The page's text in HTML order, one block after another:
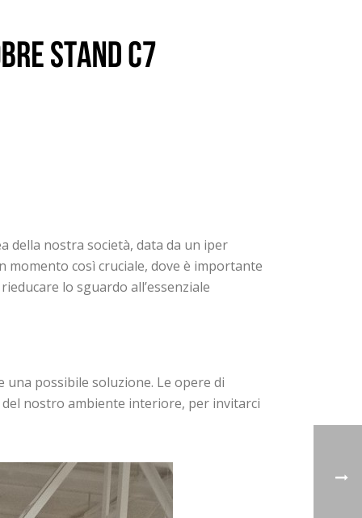
della nostra società, data da un iper
momento così cruciale, dove è importante
lo sguardo all’essenziale
possibile soluzione. Le opere di
nostro ambiente interiore, per invitarci